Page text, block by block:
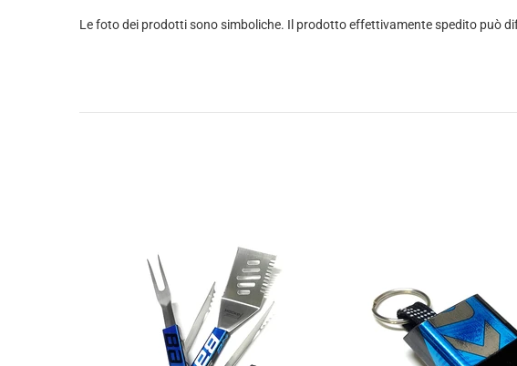
Le foto dei prodotti sono simboliche. Il prodotto effettivamente spedito può